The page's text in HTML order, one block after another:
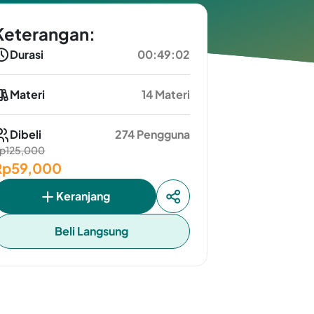
Durasi 00:49:02
Materi 14 Materi
Dibeli 274 Pengguna
Keranjang
Beli Langsung